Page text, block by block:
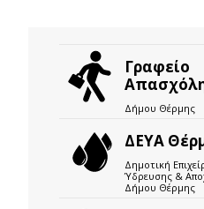
Γραφείο
Δήμου Θέρμης
ΔΕΥΑ
Δημοτική
Ύδρευσης &
Δήμου Θέρμης